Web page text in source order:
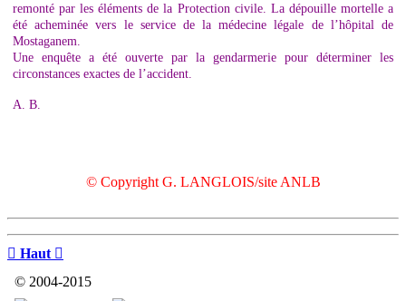
remonté par les éléments de la Protection civile. La dépouille mortelle a
été acheminée vers le service de la médecine légale de l’hôpital de
Mostaganem.
Une enquête a été ouverte par la gendarmerie pour déterminer les
circonstances exactes de l’accident.
A. B.
© Copyright G. LANGLOIS/site ANLB
 Haut 
© 2004-2015